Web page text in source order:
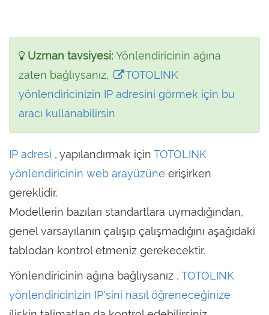
Uzman tavsiyesi: Yönlendiricinin ağına
zaten bağlıysanız,
TOTOLINK
yönlendiricinizin IP adresini görmek için bu
aracı kullanabilirsin
IP adresi , yapılandırmak için TOTOLINK
yönlendiricinin web arayüzüne erişirken
gereklidir.
Modellerin bazıları standartlara uymadığından,
genel varsayılanın çalışıp çalışmadığını aşağıdaki
tablodan kontrol etmeniz gerekecektir.
Yönlendiricinin ağına bağlıysanız , TOTOLINK
yönlendiricinizin IP'sini nasıl öğreneceğinize